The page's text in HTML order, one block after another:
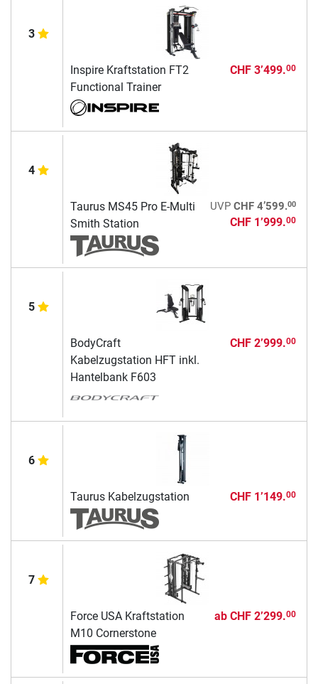
3
Inspire Kraftstation FT2
Functional Trainer
CHF 3’499.00
4
Taurus MS45 Pro E-Multi
Smith Station
UVP CHF 4’599.00
CHF 1’999.00
5
BodyCraft
Kabelzugstation HFT inkl.
Hantelbank F603
CHF 2’999.00
6
Taurus Kabelzugstation CHF 1’149.00
7
Force USA Kraftstation
M10 Cornerstone
ab CHF 2’299.00